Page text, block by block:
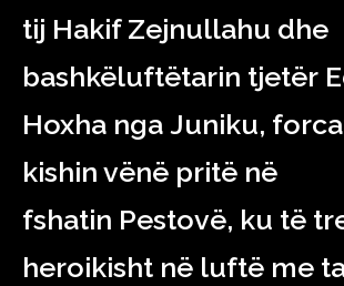
tij Hakif Zejnullahu dhe
bashkëluftëtarin tjetër
Hoxha nga Juniku,
kishin vënë pritë në
fshatin Pestovë, ku të
heroikisht në luftë me